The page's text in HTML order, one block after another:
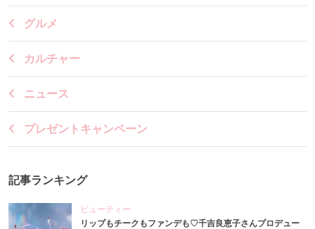
グルメ
カルチャー
ニュース
プレゼントキャンペーン
記事ランキング
ビューティー
リップもチークもファンデも♡千吉良恵子さんプロデュー